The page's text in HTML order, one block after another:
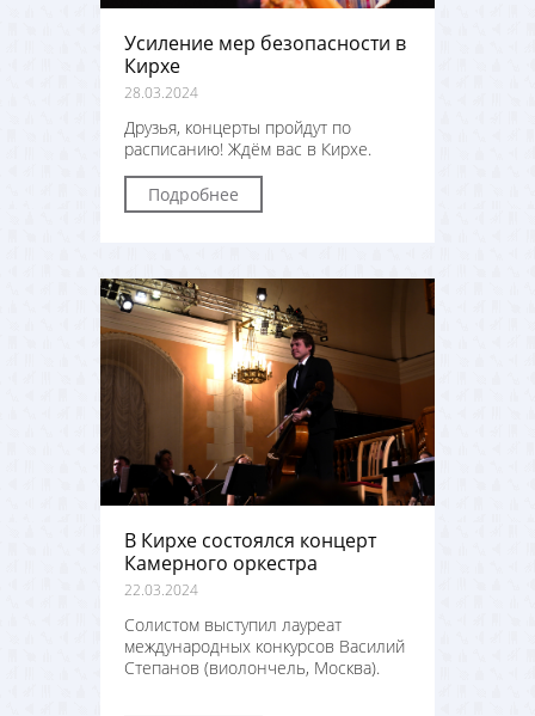
Усиление мер безопасности в
Кирхе
28.03.2024
Друзья, концерты пройдут по
расписанию! Ждём вас в Кирхе.
Подробнее
В Кирхе состоялся концерт
Камерного оркестра
22.03.2024
Солистом выступил лауреат
международных конкурсов Василий
Степанов (виолончель, Москва).